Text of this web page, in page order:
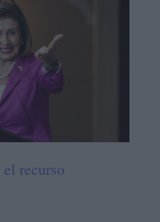
recurso